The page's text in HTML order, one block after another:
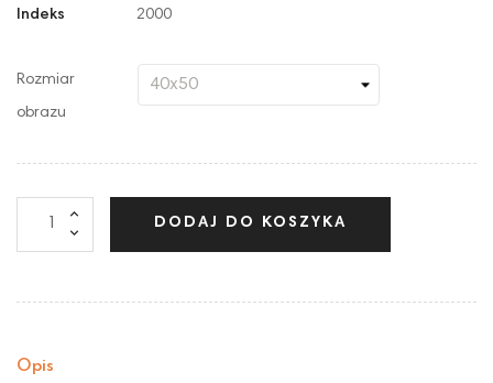
Indeks
2000
Rozmiar
obrazu
DODAJ DO KOSZYKA
Opis